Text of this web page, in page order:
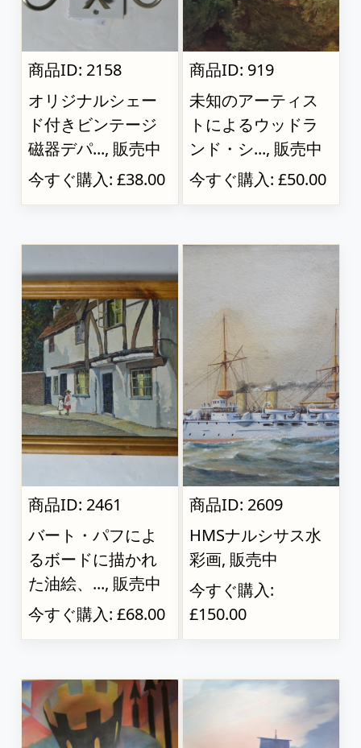
商品ID: 2158
オリジナルシェー
ド付きビンテージ
磁器デパ..., 販売中
今すぐ購入: £38.00
商品ID: 919
未知のアーティス
トによるウッドラ
ンド・シ..., 販売中
今すぐ購入: £50.00
商品ID: 2461
バート・パフによ
るボードに描かれ
た油絵、..., 販売中
今すぐ購入: £68.00
商品ID: 2609
HMSナルシサス水
彩画, 販売中
今すぐ購入:
£150.00